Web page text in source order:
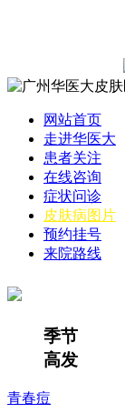
网站首页
走进华医大
患者关注
在线咨询
症状问诊
皮肤病图片
预约挂号
来院路线
季节
高发
青春痘